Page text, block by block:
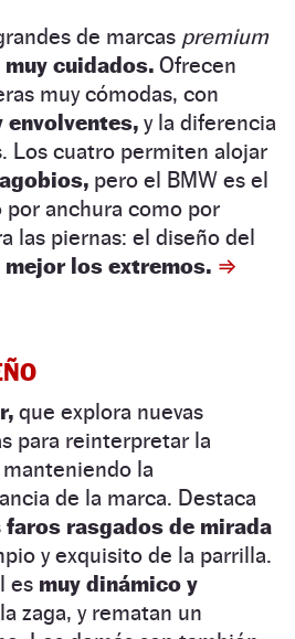
de marcas premium
cuidados. Ofrecen
muy cómodas, con
envolventes, y la diferencia
Los cuatro permiten alojar
pero el BMW es el
anchura como por
las piernas: el diseño del
mejor los extremos. ⇒
que explora nuevas
para reinterpretar la
la
de la marca. Destaca
faros rasgados de mirada
y exquisito de la parrilla.
es muy dinámico y
zaga, y rematan un